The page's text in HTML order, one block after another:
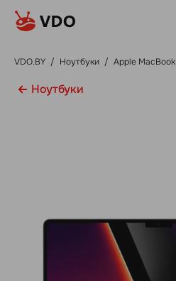
VDO.BY / Ноутбуки / Apple MacBook
Ноутбуки